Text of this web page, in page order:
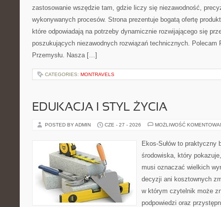
zastosowanie wszędzie tam, gdzie liczy się niezawodność,
wykonywanych procesów. Strona prezentuje bogatą ofertę
które odpowiadają na potrzeby dynamicznie rozwijającego się
poszukujących niezawodnych rozwiązań technicznych. Polecam
Przemysłu. Nasza […]
CATEGORIES: MONTRAVELS
EDUKACJA I STYL ŻYCIA
POSTED BY ADMIN CZE - 27 - 2026 MOŻLIWOŚĆ
Ekos-Sułów to praktyczny
środowiska, który
musi oznaczać wielkich
decyzji ani kosztownych
w którym czytelnik może
podpowiedzi oraz